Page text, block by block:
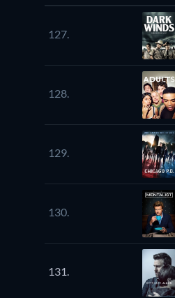
127.
128.
129.
130.
131.